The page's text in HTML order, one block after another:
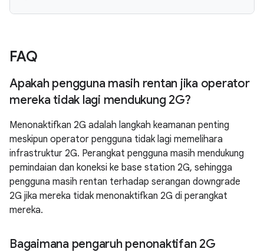
FAQ
Apakah pengguna masih rentan jika operator
mereka tidak lagi mendukung 2G?
Menonaktifkan 2G adalah langkah keamanan penting
meskipun operator pengguna tidak lagi memelihara
infrastruktur 2G. Perangkat pengguna masih mendukung
pemindaian dan koneksi ke base station 2G, sehingga
pengguna masih rentan terhadap serangan downgrade
2G jika mereka tidak menonaktifkan 2G di perangkat
mereka.
Bagaimana pengaruh penonaktifan 2G